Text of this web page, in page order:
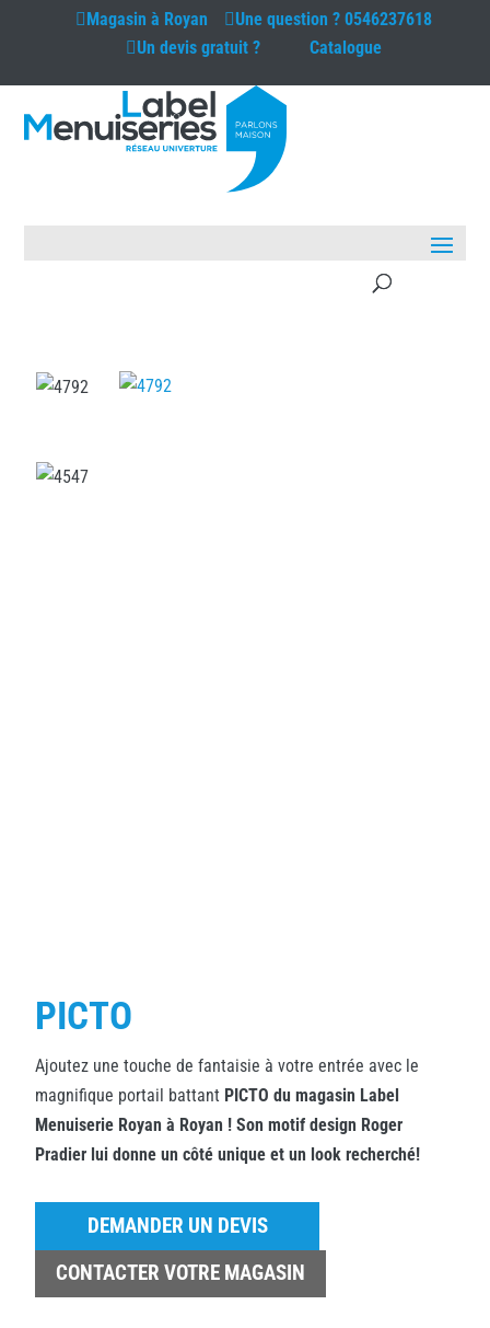
Magasin à Royan Une question ? 0546237618
Un devis gratuit ?
Catalogue
PICTO
Ajoutez une touche de fantaisie à votre entrée avec le
magnifique portail battant PICTO du magasin Label
Menuiserie Royan à Royan ! Son motif design Roger
Pradier lui donne un côté unique et un look recherché!
DEMANDER UN DEVIS
CONTACTER VOTRE MAGASIN